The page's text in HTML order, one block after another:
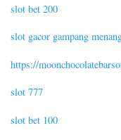
slot bet 200
slot gacor gampang
https://
slot 777
slot bet 100